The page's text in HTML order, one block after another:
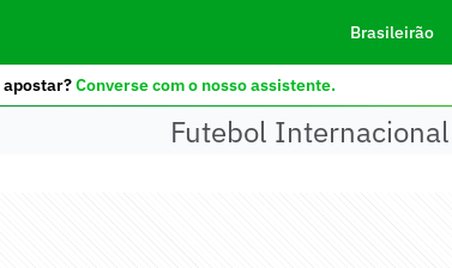
Brasileirão
apostar?Converse com o nosso assistente.
Futebol Internacional